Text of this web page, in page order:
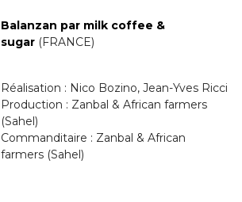
Balanzan par milk coffee &
sugar (FRANCE)
Réalisation : Nico Bozino, Jean-Yves Ricci
Production : Zanbal & African farmers
(Sahel)
Commanditaire : Zanbal & African
farmers (Sahel)